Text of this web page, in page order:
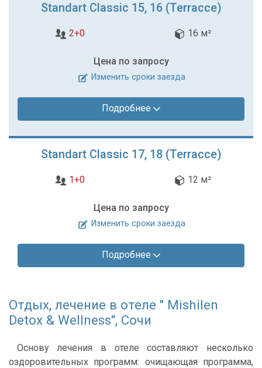
Standart Classic 15, 16 (Terracce)
2+0 16 м²
Цена по запросу
Изменить сроки заезда
Подробнее
Standart Classic 17, 18 (Terracce)
1+0 12 м²
Цена по запросу
Изменить сроки заезда
Подробнее
Отдых, лечение в отеле '' Mishilen
Detox & Wellness'', Сочи
Основу лечения в отеле составляют несколько
оздоровительных программ: очищающая программа,